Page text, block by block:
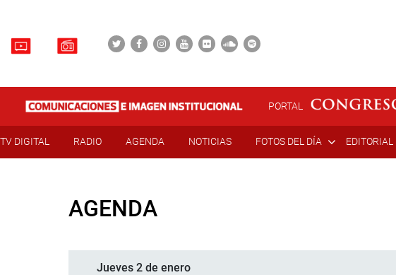
PORTAL
TV DIGITAL RADIO AGENDA NOTICIAS FOTOS DEL DÍA EDITORIAL
AGENDA
Jueves 2 de enero